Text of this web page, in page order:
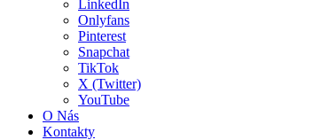
LinkedIn
Onlyfans
Pinterest
Snapchat
TikTok
X (Twitter)
YouTube
O Nás
Kontakty